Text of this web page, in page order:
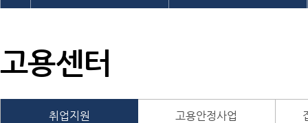
고용센터
취업지원 고용안정사업